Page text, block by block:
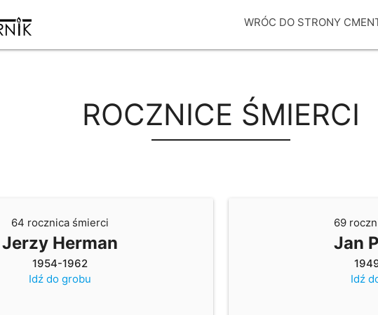
WRÓC DO STRONY
ROCZNICE ŚMIERCI
64 rocznica śmierci
Jerzy Herman
1954-1962
Idź do grobu
69
Jan
Idź